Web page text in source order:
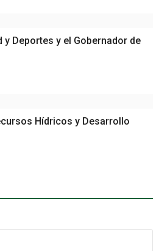
y Deportes y el Gobernador de
Hídricos y Desarrollo